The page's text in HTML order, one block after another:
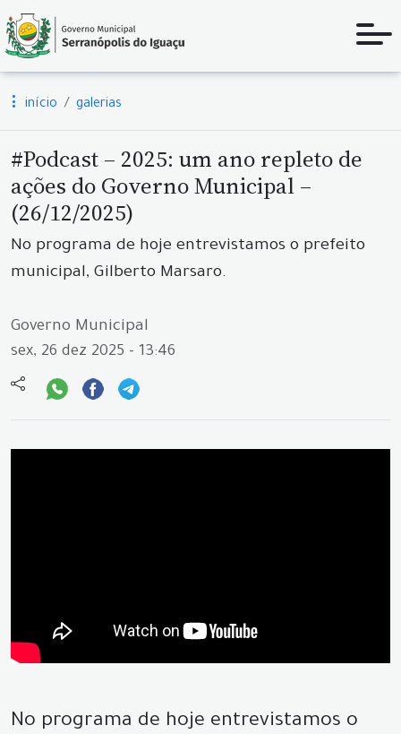
início galerias
#Podcast – 2025: um ano repleto de
ações do Governo Municipal –
(26/12/2025)
No programa de hoje entrevistamos o prefeito
municipal, Gilberto Marsaro.
Governo Municipal
sex, 26 dez 2025 - 13:46
No programa de hoje entrevistamos o